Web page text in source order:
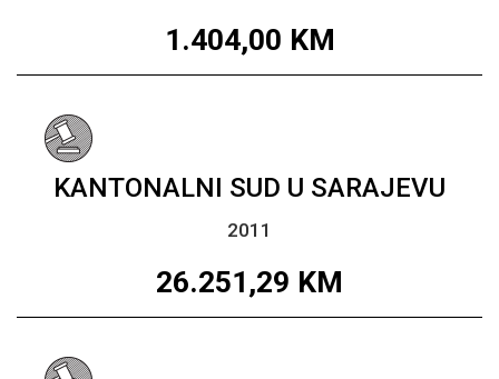
1.404,00 KM
KANTONALNI SUD U SARAJEVU
2011
26.251,29 KM